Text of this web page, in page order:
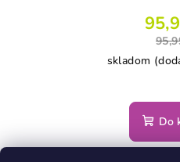
skladom
Do